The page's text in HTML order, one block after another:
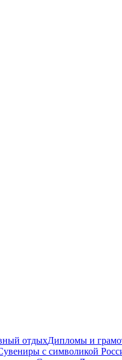
отдыхДипломы и
с символикой